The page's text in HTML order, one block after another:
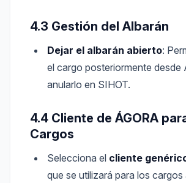
4.3 Gestión del Albarán
Dejar el albarán abierto:
el cargo posteriormente desde
anularlo en SIHOT.
4.4 Cliente de ÁGORA
Cargos
Selecciona el cliente
que se utilizará para los